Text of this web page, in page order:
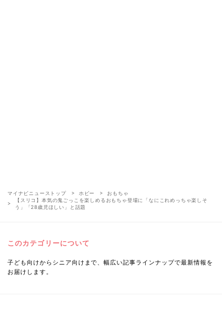
マイナビニューストップ ホビー
おもちゃ
【スリコ】本気の鬼ごっこを楽しめるおもちゃ登場に「なにこれめっちゃ楽しそ
う」「28歳児ほしい」と話題
このカテゴリーについて
子ども向けからシニア向けまで、幅広い記事ラインナップで最新情報を
お届けします。